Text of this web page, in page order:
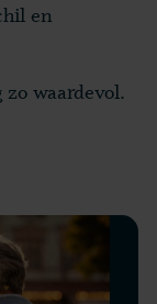
en
waardevol.